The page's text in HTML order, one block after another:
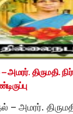
திருமதி.
அமரர்.